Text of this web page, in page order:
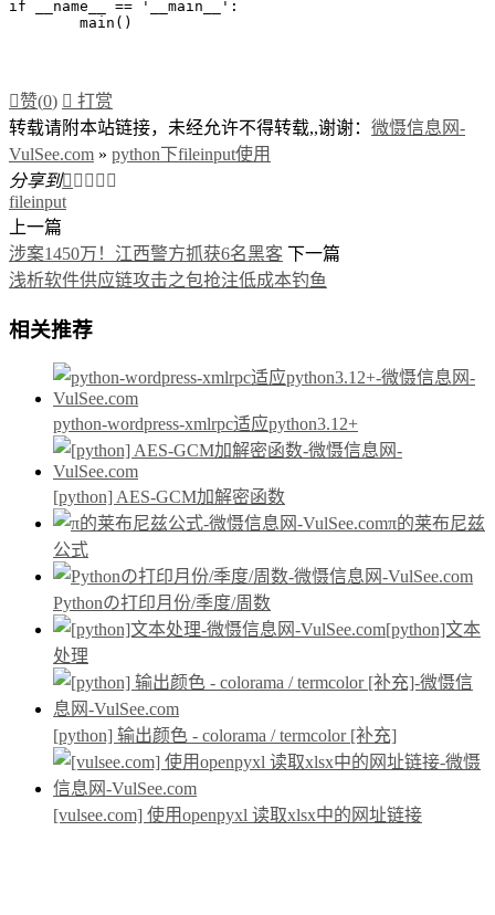
if __name__ == '__main__':
	main()
赞(0)  打赏
转载请附本站链接，未经允许不得转载,,谢谢： 微慑信息网-
VulSee.com » python下fileinput使用
分享到    
fileinput
上一篇
涉案1450万！江西警方抓获6名黑客 下一篇
浅析软件供应链攻击之包抢注低成本钓鱼
相关推荐
python-wordpress-xmlrpc适应python3.12+
[python] AES-GCM加解密函数
π的莱布尼兹
公式
Pythonの打印月份/季度/周数
[python]文本
处理
[python] 输出颜色 - colorama / termcolor [补充]
[vulsee.com] 使用openpyxl 读取xlsx中的网址链接